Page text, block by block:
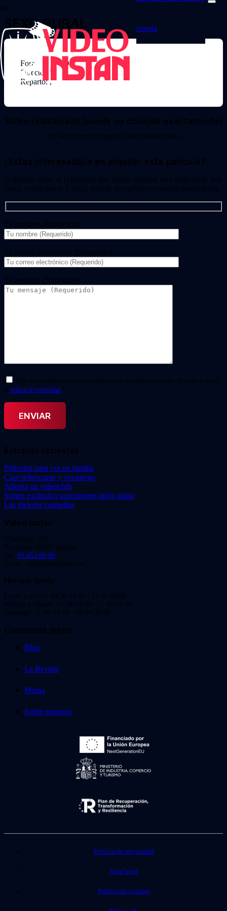
cuenta
SEXO RURAL
Formato: DVD
Director:
Reparto: ,
Video relacionado (puede no coincidir exactamente)
No se encontró ningún video relacionado.
¿Estas interesado/a en alquilar esta película?
Si quieres saber si la película que deseas alquilar está disponible, por
favor, contáctanos. Luego, podrás recogerla en nuestra tienda física.
Tu nombre (Requerido)
Tu correo electrónico (Requerido)
Tu mensaje (Necesario)
Doy mi consentimiento para el tratamiento de mis datos personales. He leído y acepto
la política de privacidad. *
Entradas recientes
Películas para ver en familia
Cine refrescante y veraniego
Adopta un videoclub
Sorteo exclusivo suscriptores tarifa plana
Las mejores comedias
Video Instan
Viladomat, 239
Barcelona 08029. España.
Tel: 93 453 00 00
Email: info@videoinstan.net
Horario tienda
Lunes a jueves: 10:30-14:00 / 17:00-20:00
Viernes y sábado: 10:30-14:00 / 17:00-21:00
Domingo: 11:00-15:00 / 16:00-20:00
Conócenos mejor
Blog
La Revista
Media
Sobre nosotros
Política de privacidad
Nota legal
Política de cookies